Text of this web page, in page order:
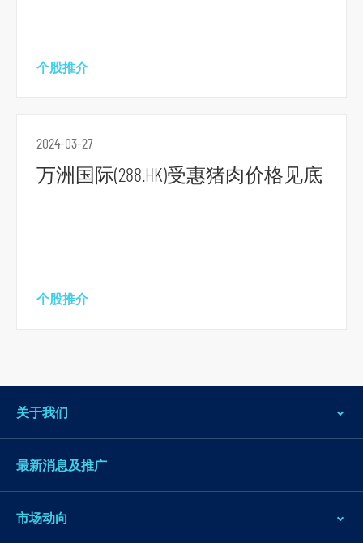
个股推介
2024-03-27
万洲国际(288.HK)受惠猪肉价格见底
个股推介
关于我们
最新消息及推广
市场动向